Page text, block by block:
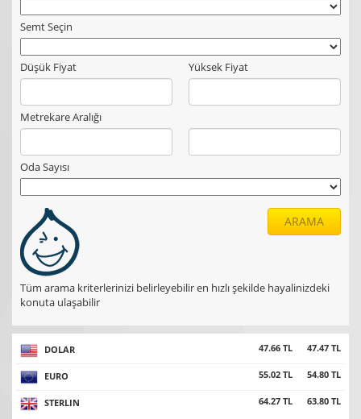
Semt Seçin
Düşük Fiyat Yüksek Fiyat
Metrekare Aralığı
Oda Sayısı
ARAMA
Tüm arama kriterlerinizi belirleyebilir en hızlı şekilde hayalinizdeki
konuta ulaşabilir
DOLAR 47.47 TL
47.66 TL
EURO 54.80 TL
55.02 TL
STERLIN 63.80 TL
64.27 TL